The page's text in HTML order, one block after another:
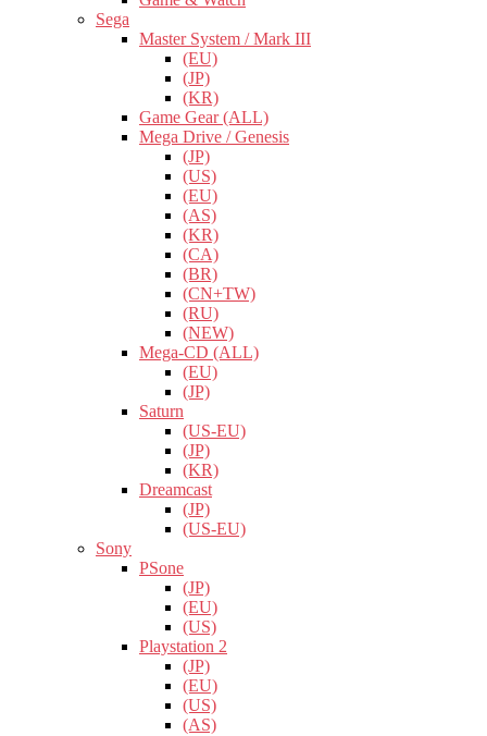
Sega
Master System / Mark III
(EU)
(JP)
(KR)
Game Gear (ALL)
Mega Drive / Genesis
(JP)
(US)
(EU)
(AS)
(KR)
(CA)
(BR)
(CN+TW)
(RU)
(NEW)
Mega-CD (ALL)
(EU)
(JP)
Saturn
(US-EU)
(JP)
(KR)
Dreamcast
(JP)
(US-EU)
Sony
PSone
(JP)
(EU)
(US)
Playstation 2
(JP)
(EU)
(US)
(AS)